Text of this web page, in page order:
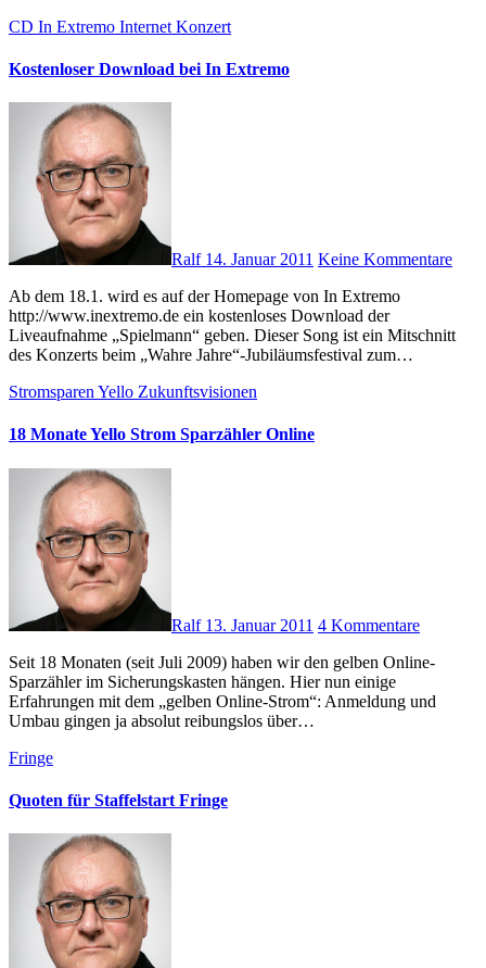
CD In Extremo Internet Konzert
Kostenloser Download bei In Extremo
Ralf 14. Januar 2011 Keine Kommentare
Ab dem 18.1. wird es auf der Homepage von In Extremo
http://www.inextremo.de ein kostenloses Download der
Liveaufnahme „Spielmann“ geben. Dieser Song ist ein Mitschnitt
des Konzerts beim „Wahre Jahre“-Jubiläumsfestival zum…
Stromsparen Yello Zukunftsvisionen
18 Monate Yello Strom Sparzähler Online
Ralf 13. Januar 2011 4 Kommentare
Seit 18 Monaten (seit Juli 2009) haben wir den gelben Online-
Sparzähler im Sicherungskasten hängen. Hier nun einige
Erfahrungen mit dem „gelben Online-Strom“: Anmeldung und
Umbau gingen ja absolut reibungslos über…
Fringe
Quoten für Staffelstart Fringe